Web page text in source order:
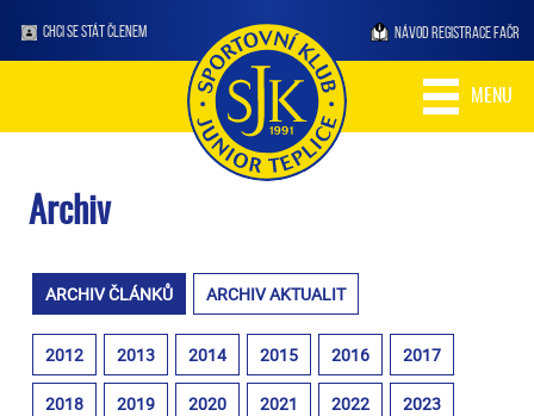
CHCI SE STÁT ČLENEM NÁVOD REGISTRACE FAČR
MENU
Archiv
ARCHIV ČLÁNKŮ ARCHIV AKTUALIT
2012 2013 2014 2015 2016 2017
2018 2019 2020 2021 2022 2023